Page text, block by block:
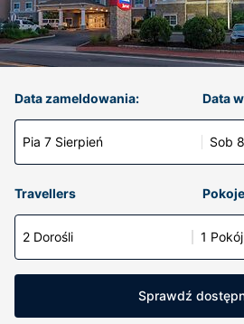
Data zameldowania:
Pia 7 Sierpień
Data
Sob
Travellers Pokoje
2 Dorośli 1 Pokój
Sprawdź